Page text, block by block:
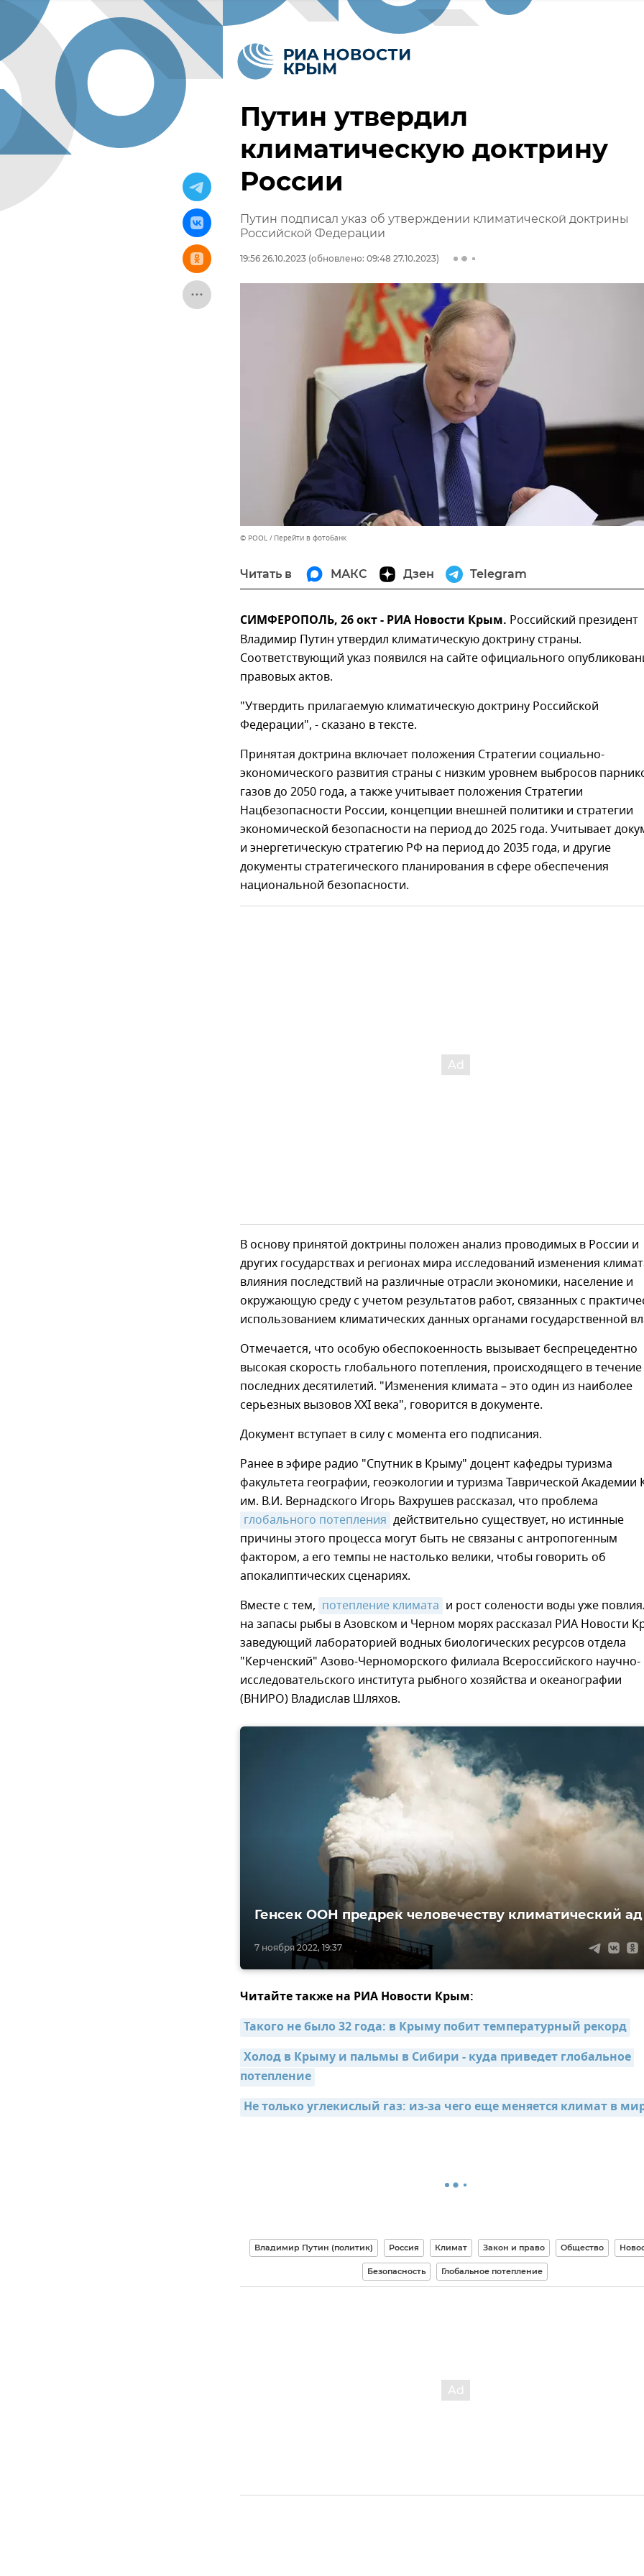
Путин утвердил
климатическую доктрину
России
Путин подписал указ об утверждении климатической доктрины
Российской Федерации
19:56 26.10.2023 (обновлено: 09:48 27.10.2023)
© POOL Перейти в фотобанк
Читать в МАКС Дзен Telegram
СИМФЕРОПОЛЬ, 26 окт - РИА Новости Крым. Российский президент
Владимир Путин утвердил климатическую доктрину страны.
Соответствующий указ появился на сайте официального
правовых актов.
"Утвердить прилагаемую климатическую доктрину Российской
Федерации", - сказано в тексте.
Принятая доктрина включает положения Стратегии социально-
экономического развития страны с низким уровнем выбросов
газов до 2050 года, а также учитывает положения Стратегии
Нацбезопасности России, концепции внешней политики и стратегии
экономической безопасности на период до 2025 года. Учитывает
и энергетическую стратегию РФ на период до 2035 года, и другие
документы стратегического планирования в сфере обеспечения
национальной безопасности.
В основу принятой доктрины положен анализ проводимых в России и
других государствах и регионах мира исследований изменения
влияния последствий на различные отрасли экономики, население и
окружающую среду с учетом результатов работ, связанных с
использованием климатических данных органами государственной
Отмечается, что особую обеспокоенность вызывает беспрецедентно
высокая скорость глобального потепления, происходящего в течение
последних десятилетий. "Изменения климата – это один из наиболее
серьезных вызовов ХХI века", говорится в документе.
Документ вступает в силу с момента его подписания.
Ранее в эфире радио "Спутник в Крыму" доцент кафедры туризма
факультета географии, геоэкологии и туризма Таврической Академии
им. В.И. Вернадского Игорь Вахрушев рассказал, что проблема
глобального потепления действительно существует, но истинные
причины этого процесса могут быть не связаны с антропогенным
фактором, а его темпы не настолько велики, чтобы говорить об
апокалиптических сценариях.
Вместе с тем, потепление климата и рост солености воды уже
на запасы рыбы в Азовском и Черном морях рассказал РИА Новости
заведующий лабораторией водных биологических ресурсов отдела
"Керченский" Азово-Черноморского филиала Всероссийского научно-
исследовательского института рыбного хозяйства и океанографии
(ВНИРО) Владислав Шляхов.
7 ноября 2022, 19:37
Генсек ООН предрек человечеству климатический ад
Читайте также на РИА Новости Крым:
Такого не было 32 года: в Крыму побит температурный рекорд
Холод в Крыму и пальмы в Сибири - куда приведет глобальное
потепление
Не только углекислый газ: из-за чего еще меняется климат в
Владимир Путин (политик) Россия Климат Закон и право Общество
Безопасность Глобальное потепление